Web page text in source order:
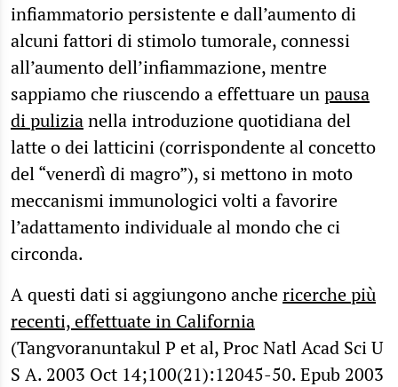
infiammatorio persistente e dall’aumento di
alcuni fattori di stimolo tumorale, connessi
all’aumento dell’infiammazione, mentre
sappiamo che riuscendo a effettuare unpausa
di pulizianella introduzione quotidiana del
latte o dei latticini (corrispondente al concetto
del “venerdì di magro”), si mettono in moto
meccanismi immunologici volti a favorire
l’adattamento individuale al mondo che ci
circonda.
A questi dati si aggiungono anchericerche più
recenti, effettuate in California
(Tangvoranuntakul P et al, Proc Natl Acad Sci U
S A. 2003 Oct 14;100(21):12045-50. Epub 2003